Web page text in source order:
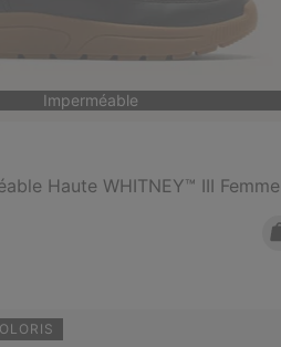
Imperméable
Haute WHITNEY™ III Femme